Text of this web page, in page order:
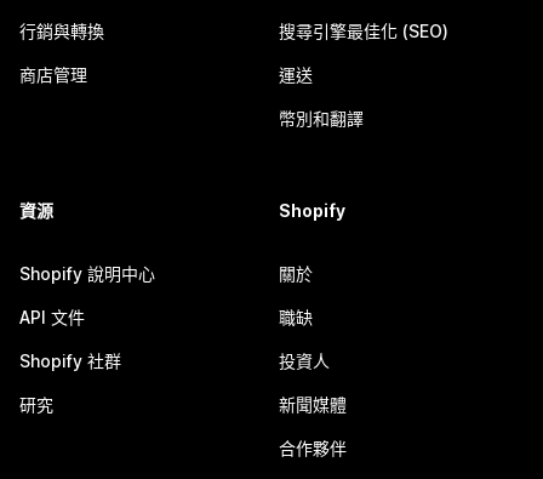
行銷與轉換
商店管理
搜尋引擎最佳化 (SEO)
運送
幣別和翻譯
資源
Shopify 說明中心
API 文件
Shopify 社群
研究
Shopify
關於
職缺
投資人
新聞媒體
合作夥伴